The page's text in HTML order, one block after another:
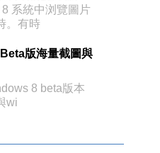
系統中浏覽圖片
。有時
版海量截圖與
8 beta版本
wi